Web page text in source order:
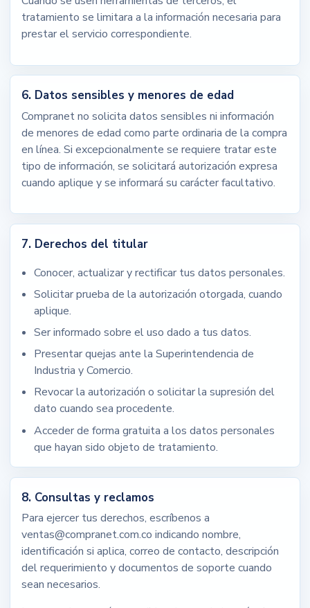
tratamiento se limitara a la información necesaria para
prestar el servicio correspondiente.
6. Datos sensibles y menores de edad
Compranet no solicita datos sensibles ni información
de menores de edad como parte ordinaria de la compra
en línea. Si excepcionalmente se requiere tratar este
tipo de información, se solicitará autorización expresa
cuando aplique y se informará su carácter facultativo.
7. Derechos del titular
Conocer, actualizar y rectificar tus datos personales.
Solicitar prueba de la autorización otorgada, cuando
aplique.
Ser informado sobre el uso dado a tus datos.
Presentar quejas ante la Superintendencia de
Industria y Comercio.
Revocar la autorización o solicitar la supresión del
dato cuando sea procedente.
Acceder de forma gratuita a los datos personales
que hayan sido objeto de tratamiento.
8. Consultas y reclamos
Para ejercer tus derechos, escríbenos a
ventas@compranet.com.co indicando nombre,
identificación si aplica, correo de contacto, descripción
del requerimiento y documentos de soporte cuando
sean necesarios.